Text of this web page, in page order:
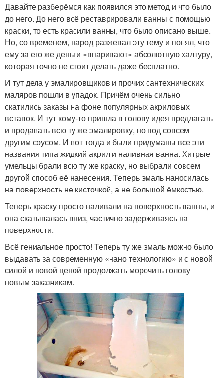
Давайте разберёмся как появился это метод и что было
до него. До него всё реставрировали ванны с помощью
краски, то есть красили ванны, что было описано выше.
Но, со временем, народ разжевал эту тему и понял, что
ему за его же деньги «впаривают» абсолютную халтуру,
которая точно не стоит делать даже бесплатно.
И тут дела у эмалировщиков и прочих сантехнических
маляров пошли в упадок. Причём очень сильно
скатились заказы на фоне популярных акриловых
вставок. И тут кому-то пришла в голову идея предлагать
и продавать всю ту же эмалировку, но под совсем
другим соусом. И вот тогда и были придуманы все эти
названия типа жидкий акрил и наливная ванна. Хитрые
умельцы брали всю ту же краску, но выбрали совсем
другой способ её нанесения. Теперь эмаль наносилась
на поверхность не кисточкой, а не большой ёмкостью.
Теперь краску просто наливали на поверхность ванны, и
она скатывалась вниз, частично задерживаясь на
поверхности.
Всё гениальное просто! Теперь ту же эмаль можно было
выдавать за современную «нано технологию» и с новой
силой и новой ценой продолжать морочить голову
новым заказчикам.